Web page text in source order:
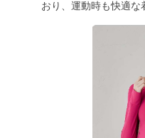
おり、運動時も快適な